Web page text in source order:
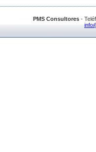
PMS Consultores -